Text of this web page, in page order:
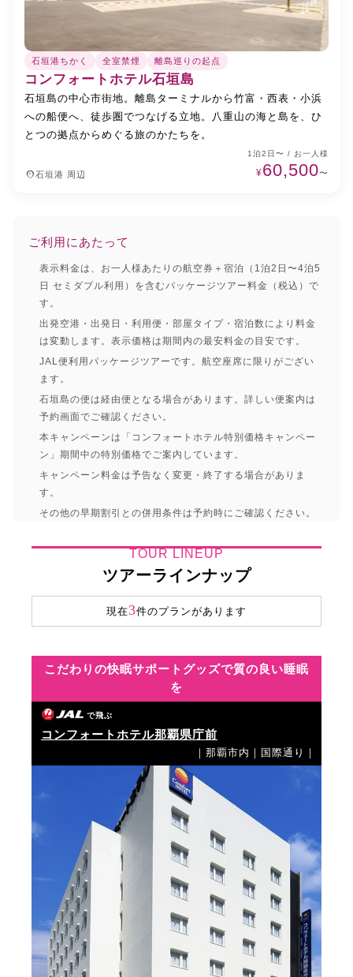
石垣港ちかく 全室禁煙 離島巡りの起点
コンフォートホテル石垣島
石垣島の中心市街地。離島ターミナルから竹富・西表・小浜
への船便へ、徒歩圏でつなげる立地。八重山の海と島を、ひ
とつの拠点からめぐる旅のかたちを。
place石垣港 周辺
1泊2日〜 / お一人様
¥60,500〜
ご利用にあたって
表示料金は、お一人様あたりの航空券＋宿泊（1泊2日〜4泊5
日 セミダブル利用）を含むパッケージツアー料金（税込）で
す。
出発空港・出発日・利用便・部屋タイプ・宿泊数により料金
は変動します。表示価格は期間内の最安料金の目安です。
JAL便利用パッケージツアーです。航空座席に限りがござい
ます。
石垣島の便は経由便となる場合があります。詳しい便案内は
予約画面でご確認ください。
本キャンペーンは「コンフォートホテル特別価格キャンペー
ン」期間中の特別価格でご案内しています。
キャンペーン料金は予告なく変更・終了する場合がありま
す。
その他の早期割引との併用条件は予約時にご確認ください。
TOUR LINEUP
ツアーラインナップ
現在3件のプランがあります
こだわりの快眠サポートグッズで質の良い睡眠
を
で飛ぶ
コンフォートホテル那覇県庁前
｜那覇市内｜国際通り｜